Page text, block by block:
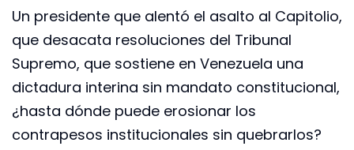
Un presidente que alentó el asalto al Capitolio,
que desacata resoluciones del Tribunal
Supremo, que sostiene en Venezuela una
dictadura interina sin mandato constitucional,
¿hasta dónde puede erosionar los
contrapesos institucionales sin quebrarlos?